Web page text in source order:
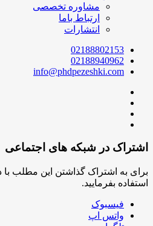
مشاوره تخصصی
ارتباط باما
انتشارات
02188802153
02188940962
info@phdpezeshki.com
اشتراک در شبکه های اجتماعی
برای به اشتراک گذاشتن این مطلب با
استفاده بفرمایید.
فیسبوک
واتس اپ